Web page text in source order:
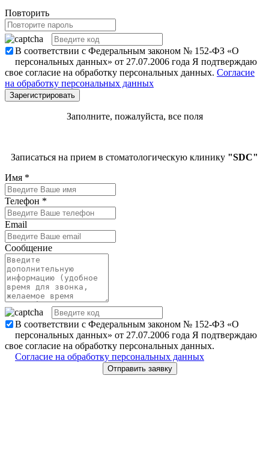
Повторить
В соответствии с Федеральным законом № 152-ФЗ «О
персональных данных» от 27.07.2006 года Я подтверждаю
свое согласие на обработку персональных данных. Согласие
на обработку персональных данных
Заполните, пожалуйста, все поля
Записаться на прием в стоматологическую клинику "SDC"
Имя *
Телефон *
Email
Сообщение
В соответствии с Федеральным законом № 152-ФЗ «О
персональных данных» от 27.07.2006 года Я подтверждаю
свое согласие на обработку персональных данных.
Согласие на обработку персональных данных